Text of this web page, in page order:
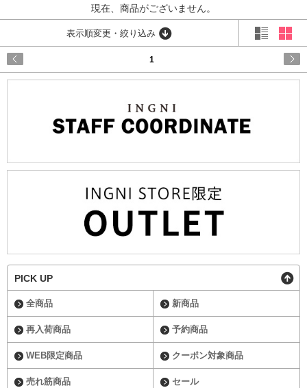
現在、商品がございません。
表示順変更・絞り込み
1
PICK UP
全商品 新商品
再入荷商品 予約商品
WEB限定商品 クーポン対象商品
売れ筋商品 セール